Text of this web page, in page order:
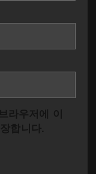
라우저에 이
합니다.